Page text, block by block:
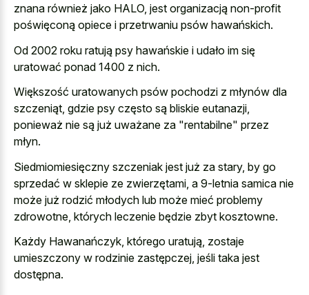
znana również jako HALO, jest organizacją non-profit
poświęconą opiece i przetrwaniu psów hawańskich.
Od 2002 roku ratują psy hawańskie i udało im się
uratować ponad 1400 z nich.
Większość uratowanych psów pochodzi z młynów dla
szczeniąt, gdzie psy często są bliskie eutanazji,
ponieważ nie są już uważane za "rentabilne" przez
młyn.
Siedmiomiesięczny szczeniak jest już za stary, by go
sprzedać w sklepie ze zwierzętami, a 9-letnia samica nie
może już rodzić młodych lub może mieć problemy
zdrowotne, których leczenie będzie zbyt kosztowne.
Każdy Hawanańczyk, którego uratują, zostaje
umieszczony w rodzinie zastępczej, jeśli taka jest
dostępna.